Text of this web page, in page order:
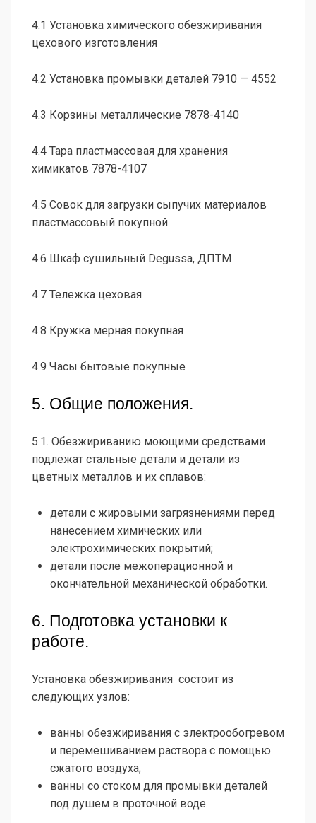
4.1 Установка химического обезжиривания
цехового изготовления
4.2 Установка промывки деталей 7910 — 4552
4.3 Корзины металлические 7878-4140
4.4 Тара пластмассовая для хранения
химикатов 7878-4107
4.5 Совок для загрузки сыпучих материалов
пластмассовый покупной
4.6 Шкаф сушильный Degussa, ДПТМ
4.7 Тележка цеховая
4.8 Кружка мерная покупная
4.9 Часы бытовые покупные
5. Общие положения.
5.1. Обезжириванию моющими средствами
подлежат стальные детали и детали из
цветных металлов и их сплавов:
детали с жировыми загрязнениями перед
нанесением химических или
электрохимических покрытий;
детали после межоперационной и
окончательной механической обработки.
6. Подготовка установки к
работе.
Установка обезжиривания состоит из
следующих узлов:
ванны обезжиривания с электрообогревом
и перемешиванием раствора с помощью
сжатого воздуха;
ванны со стоком для промывки деталей
под душем в проточной воде.